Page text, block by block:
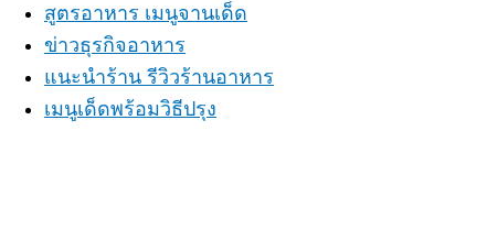
สูตรอาหาร เมนูจานเด็ด
ข่าวธุรกิจอาหาร
แนะนำร้าน รีวิวร้านอาหาร
เมนูเด็ดพร้อมวิธีปรุง